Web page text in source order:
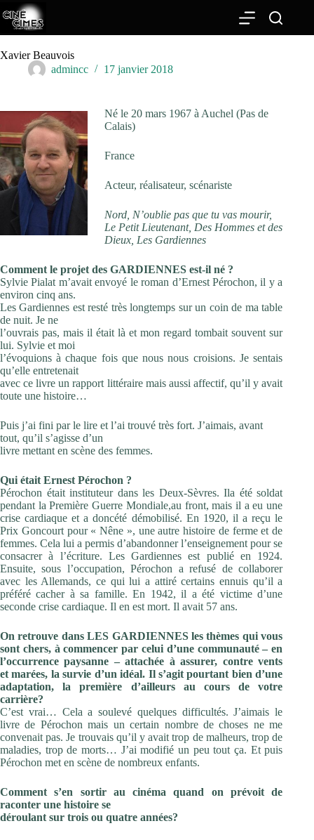
Passer
au
contenu
Xavier Beauvois
admincc
17 janvier 2018
Né le 20 mars 1967 à Auchel (Pas de
Calais)
France
Acteur, réalisateur, scénariste
Nord, N’oublie pas que tu vas mourir,
Le Petit Lieutenant, Des Hommes et des
Dieux, Les Gardiennes
Comment le projet des GARDIENNES est-il né ?
Sylvie Pialat m’avait envoyé le roman d’Ernest Pérochon, il y a
environ cinq ans.
Les Gardiennes est resté très longtemps sur un coin de ma table
de nuit. Je ne
l’ouvrais pas, mais il était là et mon regard tombait souvent sur
lui. Sylvie et moi
l’évoquions à chaque fois que nous nous croisions. Je sentais
qu’elle entretenait
avec ce livre un rapport littéraire mais aussi affectif, qu’il y avait
toute une histoire…
Puis j’ai fini par le lire et l’ai trouvé très fort. J’aimais, avant
tout, qu’il s’agisse d’un
livre mettant en scène des femmes.
Qui était Ernest Pérochon ?
Pérochon était instituteur dans les Deux-Sèvres. Ila été soldat
pendant la Première Guerre Mondiale,au front, mais il a eu une
crise cardiaque et a doncété démobilisé. En 1920, il a reçu le
Prix Goncourt pour « Nêne », une autre histoire de ferme et de
femmes. Cela lui a permis d’abandonner l’enseignement pour se
consacrer à l’écriture. Les Gardiennes est publié en 1924.
Ensuite, sous l’occupation, Pérochon a refusé de collaborer
avec les Allemands, ce qui lui a attiré certains ennuis qu’il a
préféré cacher à sa famille. En 1942, il a été victime d’une
seconde crise cardiaque. Il en est mort. Il avait 57 ans.
On retrouve dans LES GARDIENNES les thèmes qui vous
sont chers, à commencer par celui d’une communauté – en
l’occurrence paysanne – attachée à assurer, contre vents
etmarées, la survie d’un idéal. Il s’agit pourtant bien d’une
adaptation, la première d’ailleurs au cours de votre
carrière?
C’est vrai… Cela a soulevé quelques difficultés. J’aimais le
livre de Pérochon mais un certain nombre de choses ne me
convenait pas. Je trouvais qu’il y avait trop de malheurs, trop de
maladies, trop de morts… J’ai modifié un peu tout ça. Et puis
Pérochon met en scène de nombreux enfants.
Comment s’en sortir au cinéma quand on prévoit de
raconter une histoire se
déroulant sur trois ou quatre années?